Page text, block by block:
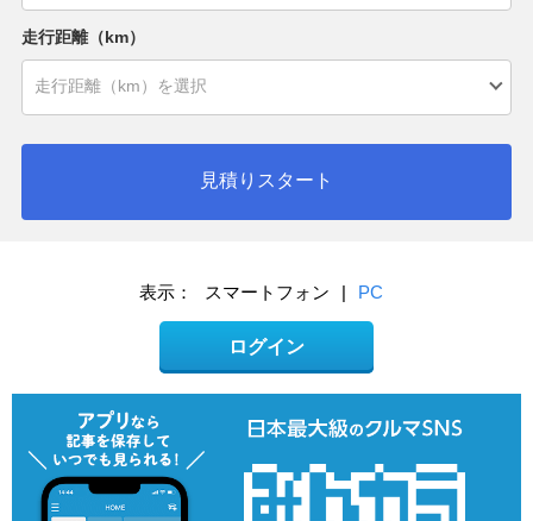
走行距離（km）
見積りスタート
表示： スマートフォン | PC
ログイン